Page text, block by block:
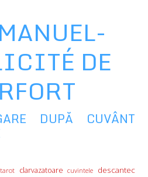
DE
DUPĂ CUVÂNT
clarvazatoare cuvintele descantec